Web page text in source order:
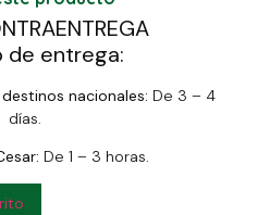
de entrega:
nacionales: De 3 – 4
días.
De 1 – 3 horas.